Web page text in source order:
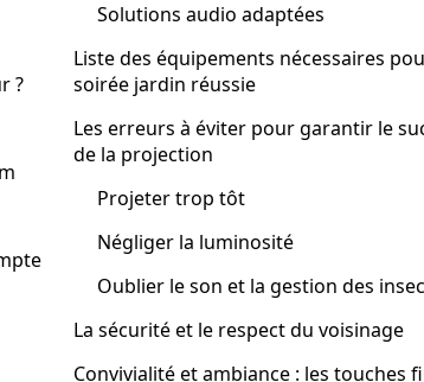
?
Solutions audio adaptées
Liste des équipements nécessaires
soirée jardin réussie
Les erreurs à éviter pour garantir le
de la projection
Projeter trop tôt
Négliger la luminosité
Oublier le son et la gestion des
La sécurité et le respect du voisinage
Convivialité et ambiance : les touches